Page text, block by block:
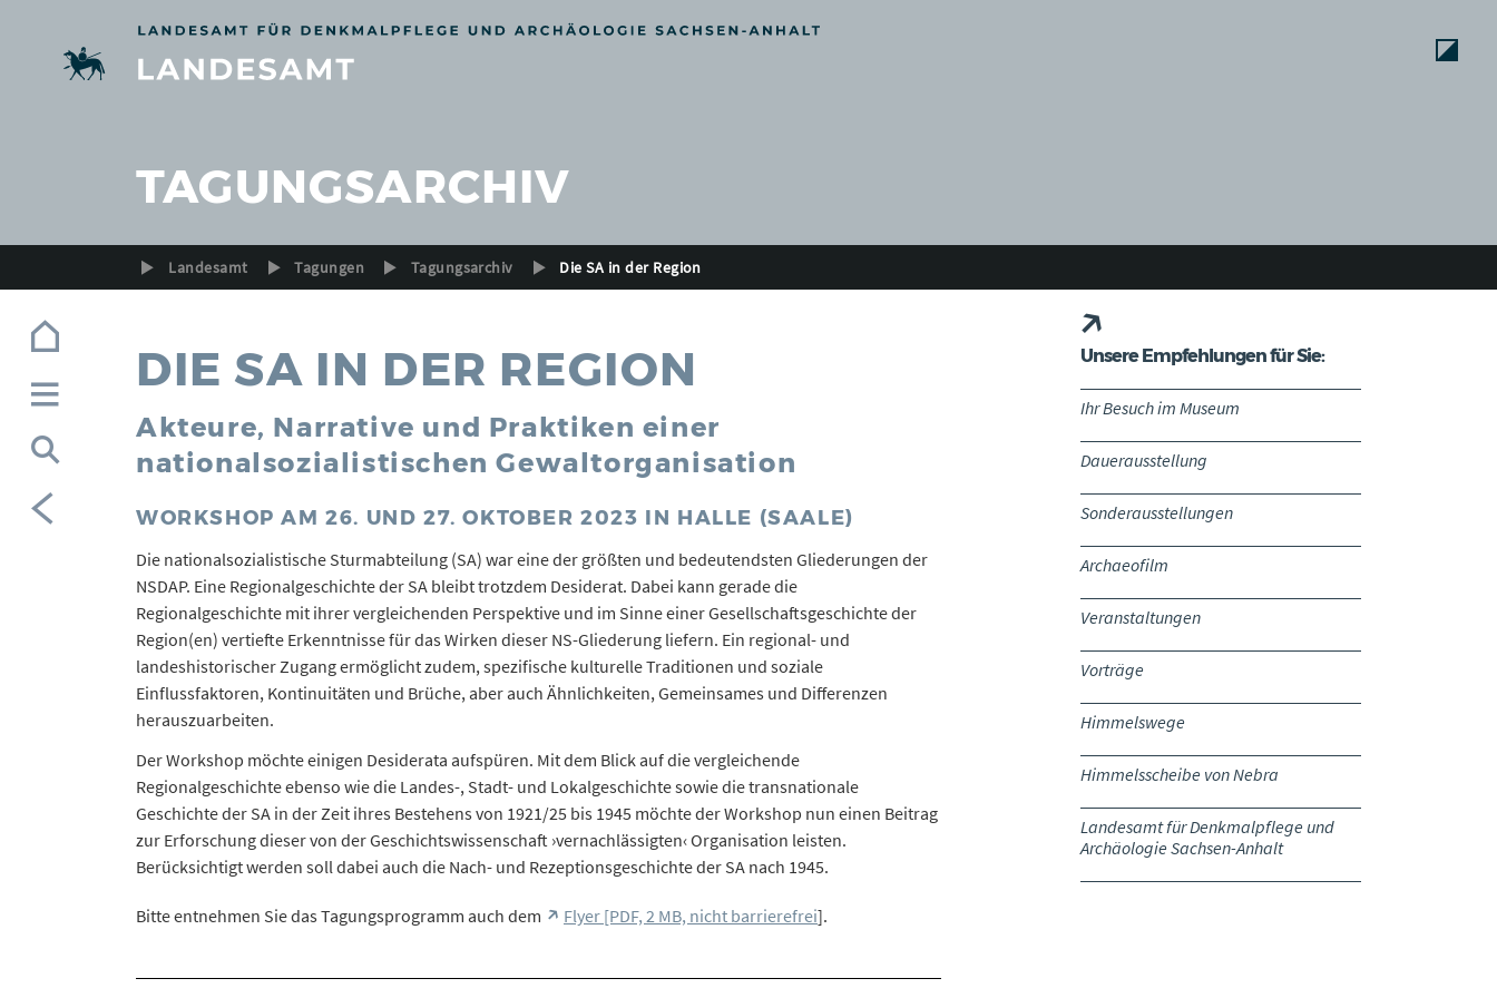
TAGUNGSARCHIV
Landesamt Tagungen Tagungsarchiv Die SA in der Region
DIE SA IN DER REGION
Akteure, Narrative und Praktiken einer
nationalsozialistischen Gewaltorganisation
WORKSHOP AM 26. UND 27. OKTOBER 2023 IN HALLE (SAALE)
Die nationalsozialistische Sturmabteilung (SA) war eine der größten und bedeutendsten Gliederungen der
NSDAP. Eine Regionalgeschichte der SA bleibt trotzdem Desiderat. Dabei kann gerade die
Regionalgeschichte mit ihrer vergleichenden Perspektive und im Sinne einer Gesellschaftsgeschichte der
Region(en) vertiefte Erkenntnisse für das Wirken dieser NS-Gliederung liefern. Ein regional- und
landeshistorischer Zugang ermöglicht zudem, spezifische kulturelle Traditionen und soziale
Einflussfaktoren, Kontinuitäten und Brüche, aber auch Ähnlichkeiten, Gemeinsames und Differenzen
herauszuarbeiten.
Der Workshop möchte einigen Desiderata aufspüren. Mit dem Blick auf die vergleichende
Regionalgeschichte ebenso wie die Landes-, Stadt- und Lokalgeschichte sowie die transnationale
Geschichte der SA in der Zeit ihres Bestehens von 1921/25 bis 1945 möchte der Workshop nun einen Beitrag
zur Erforschung dieser von der Geschichtswissenschaft ›vernachlässigten‹ Organisation leisten.
Berücksichtigt werden soll dabei auch die Nach- und Rezeptionsgeschichte der SA nach 1945.
Bitte entnehmen Sie das Tagungsprogramm auch dem Flyer [PDF, 2 MB, nicht barrierefrei].
Unsere Empfehlungen für Sie:
Ihr Besuch im Museum
Dauerausstellung
Sonderausstellungen
Archaeofilm
Veranstaltungen
Vorträge
Himmelswege
Himmelsscheibe von Nebra
Landesamt für Denkmalpflege und
Archäologie Sachsen-Anhalt